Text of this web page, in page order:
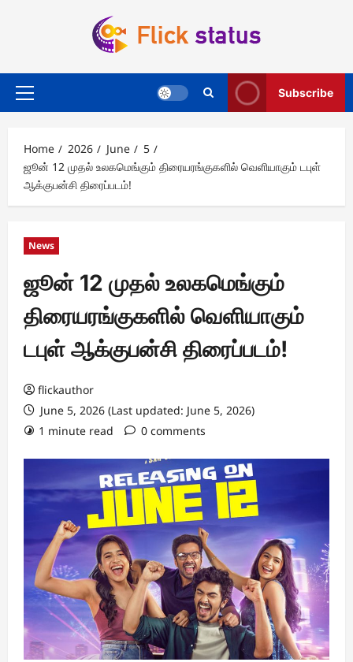
Primary
Subscribe
Home 2026 June
5
ஜூன் 12 முதல் உலகமெங்கும் திரையரங்குகளில் வெளியாகும் டபுள்
ஆக்குபன்சி திரைப்படம்!
News
ஜூன் 12 முதல் உலகமெங்கும்
திரையரங்குகளில் வெளியாகும்
டபுள் ஆக்குபன்சி திரைப்படம்!
flickauthor
June 5, 2026 (Last updated: June 5, 2026)
1 minute read
0 comments